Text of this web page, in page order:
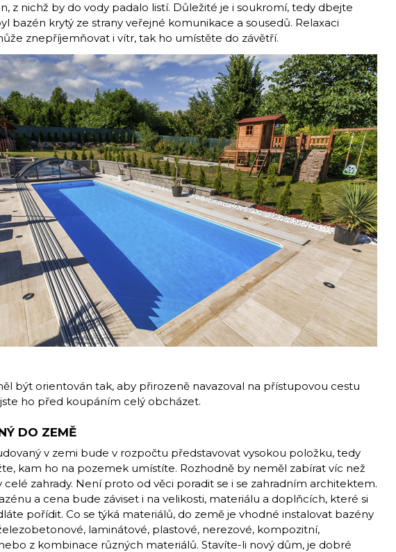
z nichž by do vody padalo listí. Důležité je i soukromí, tedy dbejte
bazén krytý ze strany veřejné komunikace a sousedů. Relaxaci
znepříjemňovat i vítr, tak ho umístěte do závětří.
být orientován tak, aby přirozeně navazoval na přístupovou cestu
ho před koupáním celý obcházet.
DO ZEMĚ
v zemi bude v rozpočtu představovat vysokou položku, tedy
kam ho na pozemek umístíte. Rozhodně by neměl zabírat víc než
celé zahrady. Není proto od věci poradit se i se zahradním architektem.
a cena bude záviset i na velikosti, materiálu a doplňcích, které si
pořídit. Co se týká materiálů, do země je vhodné instalovat bazény
laminátové, plastové, nerezové, kompozitní,
z kombinace různých materiálů. Stavíte-li nový dům, je dobré